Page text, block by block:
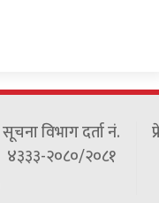
सूचना विभाग दर्ता नं.
४३३३-२०८०/२०८१